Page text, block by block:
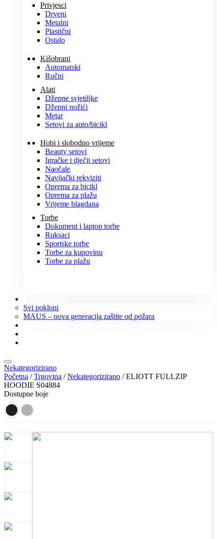
Privjesci
Drveni
Metalni
Plastični
Ostalo
Kišobrani
Automatski
Ručni
Alati
Džepne svjetiljke
Džepni nožići
Metar
Setovi za auto/bicikl
Hobi i slobodno vrijeme
Beauty setovi
Igračke i dječji setovi
Naočale
Navijački rekviziti
Oprema za bicikl
Oprema za plažu
Vrijeme blagdana
Torbe
Dokument i laptop torbe
Ruksaci
Sportske torbe
Torbe za kupovinu
Torbe za plažu
Svi pokloni
MAUS – nova generacija zaštite od požara
Nekategorizirano
Početna /Trgovina /Nekategorizirano / ELIOTT FULLZIP
HOODIE S04884
Dostupne boje